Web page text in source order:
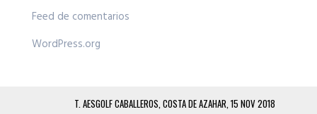
Feed de comentarios
WordPress.org
T. AESGOLF CABALLEROS, COSTA DE AZAHAR, 15 NOV 2018